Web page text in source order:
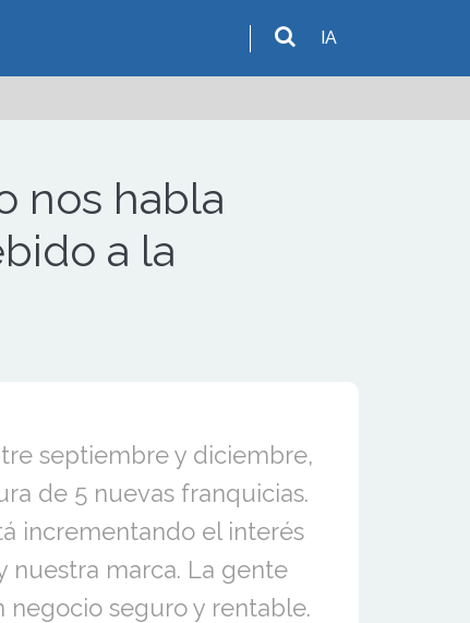
IA
nos habla
a la
septiembre y diciembre,
de 5 nuevas franquicias.
incrementando el interés
nuestra marca. La gente
negocio seguro y rentable.